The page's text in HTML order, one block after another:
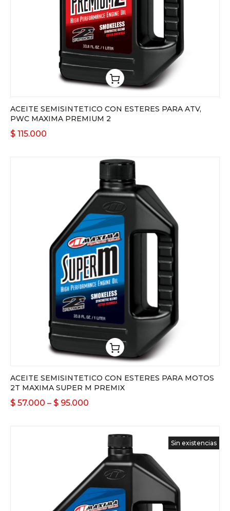
ACEITE SEMISINTETICO CON ESTERES PARA ATV,
PWC MAXIMA PREMIUM 2
$ 115.000
ACEITE SEMISINTETICO CON ESTERES PARA MOTOS
2T MAXIMA SUPER M PREMIX
$ 57.000 – $ 95.000
Sin existencias